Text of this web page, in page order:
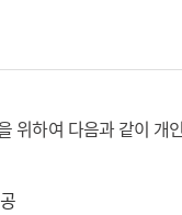
공하는 서비스를 받는
공하여 회원등록을 한
요금”이라 한다)을 지
금을 지불하고 진흥회
공하여 회원등록을 한
위하여 다음과 같이